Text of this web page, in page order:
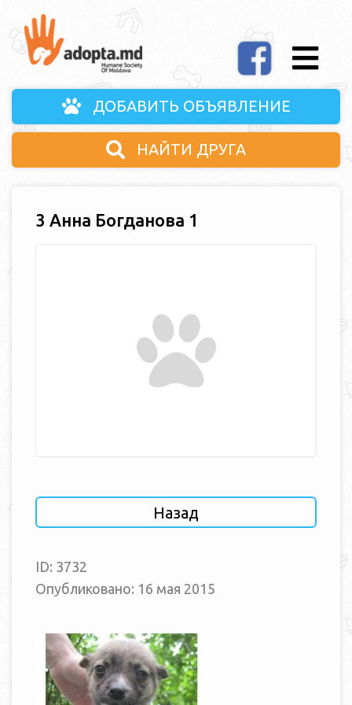
ДОБАВИТЬ ОБЪЯВЛЕНИЕ
НАЙТИ ДРУГА
3 Анна Богданова 1
Назад
ID: 3732
Опубликовано: 16 мая 2015